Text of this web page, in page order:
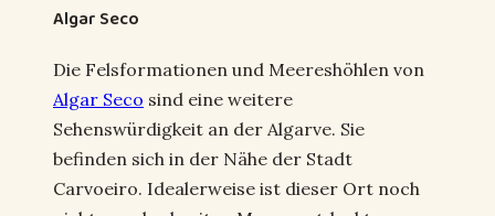
Algar Seco
Die Felsformationen und Meereshöhlen von
Algar Seco sind eine weitere
Sehenswürdigkeit an der Algarve. Sie
befinden sich in der Nähe der Stadt
Carvoeiro. Idealerweise ist dieser Ort noch